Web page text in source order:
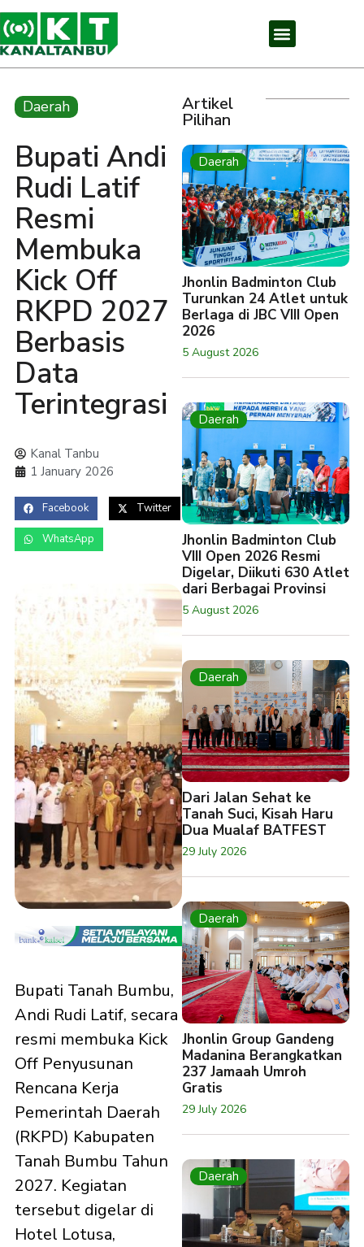
Daerah
Bupati Andi
Rudi Latif
Resmi
Membuka
Kick Off
RKPD 2027
Berbasis
Data
Terintegrasi
Kanal Tanbu
1 January 2026
Facebook Twitter
WhatsApp
Bupati Tanah Bumbu,
Andi Rudi Latif, secara
resmi membuka Kick
Off Penyusunan
Rencana Kerja
Pemerintah Daerah
(RKPD) Kabupaten
Tanah Bumbu Tahun
2027. Kegiatan
tersebut digelar di
Hotel Lotusa,
Artikel
Pilihan
Daerah
Jhonlin Badminton Club
Turunkan 24 Atlet untuk
Berlaga di JBC VIII Open
2026
5 August 2026
Daerah
Jhonlin Badminton Club
VIII Open 2026 Resmi
Digelar, Diikuti 630 Atlet
dari Berbagai Provinsi
5 August 2026
Daerah
Dari Jalan Sehat ke
Tanah Suci, Kisah Haru
Dua Mualaf BATFEST
29 July 2026
Daerah
Jhonlin Group Gandeng
Madanina Berangkatkan
237 Jamaah Umroh
Gratis
29 July 2026
Daerah